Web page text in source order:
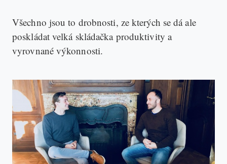
Všechno jsou to drobnosti, ze kterých se dá ale
poskládat velká skládačka produktivity a
vyrovnané výkonnosti.